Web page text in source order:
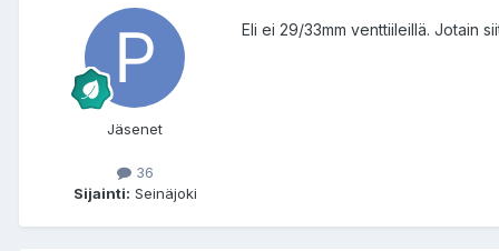
Jäsenet
36
Sijainti: Seinäjoki
Eli ei 29/33mm venttiileillä. Jotain